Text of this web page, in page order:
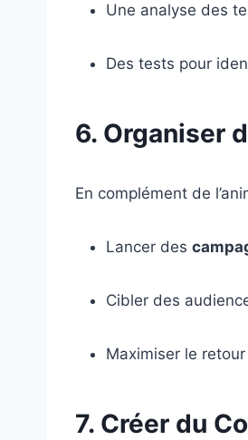
Une analyse des
Des tests pour
6. Organiser
En complément de
Lancer des
Cibler des
Maximiser le
7. Créer du